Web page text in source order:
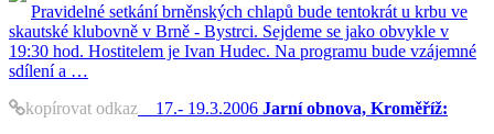
Pravidelné setkání brněnských chlapů bude tentokrát u krbu ve
skautské klubovně v Brně - Bystrci. Sejdeme se jako obvykle v
19:30 hod. Hostitelem je Ivan Hudec. Na programu bude vzájemné
sdílení a …
kopírovat odkaz 17.- 19.3.2006 Jarní obnova, Kroměříž: